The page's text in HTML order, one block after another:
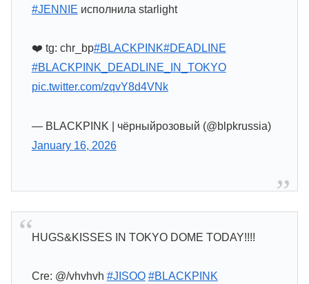
#JENNIE исполнила starlight
❤️‍ tg: chr_bp#BLACKPINK#DEADLINE
#BLACKPINK_DEADLINE_IN_TOKYO
pic.twitter.com/zqvY8d4VNk
— BLACKPINK | чёрныйрозовый (@blpkrussia)
January 16, 2026
HUGS&KISSES IN TOKYO DOME TODAY!!!!
Cre: @/vhvhvh #JISOO #BLACKPINK